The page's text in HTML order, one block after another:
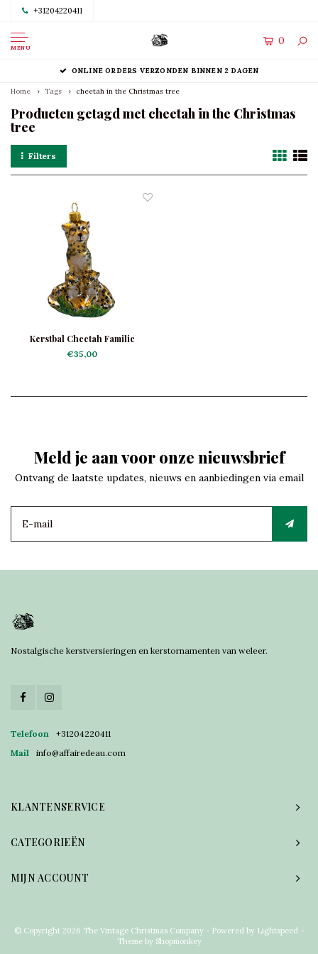
+31204220411
MENU
0
ONLINE ORDERS VERZONDEN BINNEN 2 DAGEN
Home Tags cheetah in the Christmas tree
Producten getagd met cheetah in the Christmas
tree
Filters
Kerstbal Cheetah Familie
€35,00
Meld je aan voor onze nieuwsbrief
Ontvang de laatste updates, nieuws en aanbiedingen via email
Nostalgische kerstversieringen en kerstornamenten van weleer.
Telefoon
+31204220411
Mail
info@affairedeau.com
KLANTENSERVICE
CATEGORIEËN
MIJN ACCOUNT
© Copyright 2026 The Vintage Christmas Company - Powered by Lightspeed -
Theme by Shopmonkey